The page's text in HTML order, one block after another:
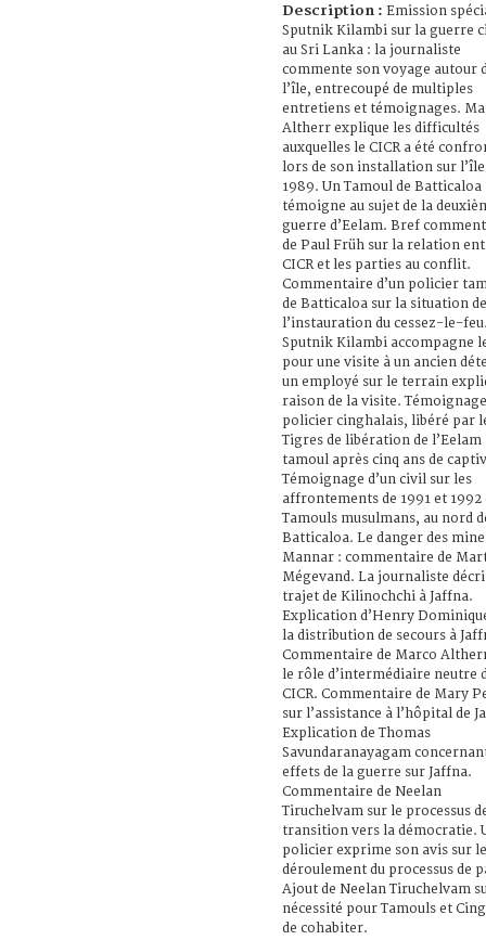
Description : Emission
Sputnik Kilambi sur la guerre
au Sri Lanka : la journaliste
commente son voyage autour
l’île, entrecoupé de multiples
entretiens et témoignages.
Altherr explique les difficultés
auxquelles le CICR a été
lors de son installation sur
1989. Un Tamoul de Batticaloa
témoigne au sujet de la
guerre d’Eelam. Bref
de Paul Früh sur la relation
CICR et les parties au conflit.
Commentaire d’un policier
de Batticaloa sur la situation
l’instauration du cessez-le-
Sputnik Kilambi accompagne
pour une visite à un ancien
un employé sur le terrain
raison de la visite. Témoignage
policier cinghalais, libéré par
Tigres de libération de l’Eelam
tamoul après cinq ans de
Témoignage d’un civil sur les
affrontements de 1991 et 1992
Tamouls musulmans, au nord
Batticaloa. Le danger des
Mannar : commentaire de
Mégevand. La journaliste
trajet de Kilinochchi à Jaffna.
Explication d’Henry
la distribution de secours à
Commentaire de Marco
le rôle d’intermédiaire neutre
CICR. Commentaire de Mary
sur l’assistance à l’hôpital de
Explication de Thomas
Savundaranayagam
effets de la guerre sur Jaffna.
Commentaire de Neelan
Tiruchelvam sur le processus
transition vers la démocratie.
policier exprime son avis sur
déroulement du processus de
Ajout de Neelan Tiruchelvam
nécessité pour Tamouls et
de cohabiter.